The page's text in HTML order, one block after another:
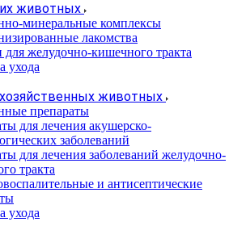
животных
минеральные комплексы
лакомства
для желудочно-кишечного тракта
ухода
животных
препараты
для лечения акушерско-
заболеваний
для лечения заболеваний желудочно-
тракта
и антисептические
ухода